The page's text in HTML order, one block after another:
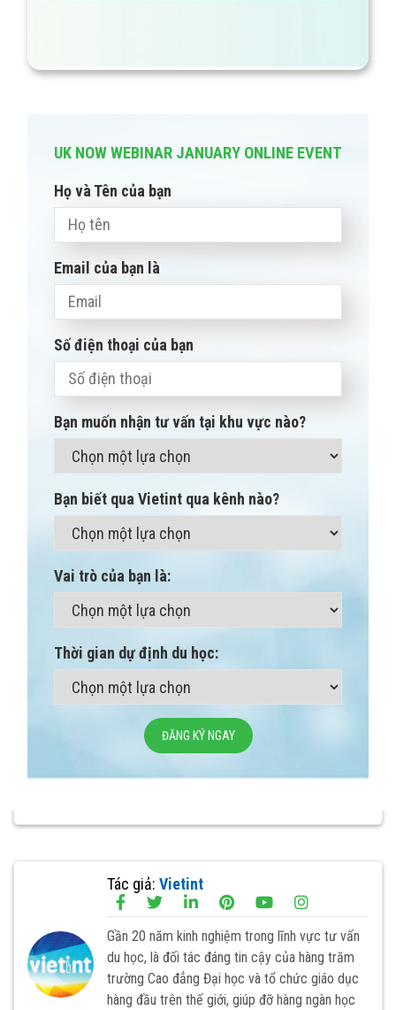
UK NOW WEBINAR JANUARY ONLINE EVENT
Họ và Tên của bạn
Email của bạn là
Số điện thoại của bạn
Bạn muốn nhận tư vấn tại khu vực nào?
Bạn biết qua Vietint qua kênh nào?
Vai trò của bạn là:
Thời gian dự định du học:
ĐĂNG KÝ NGAY
Tác giả: Vietint
Gần 20 năm kinh nghiệm trong lĩnh vực tư vấn
du học, là đối tác đáng tin cậy của hàng trăm
trường Cao đẳng Đại học và tổ chức giáo dục
hàng đầu trên thế giới, giúp đỡ hàng ngàn học